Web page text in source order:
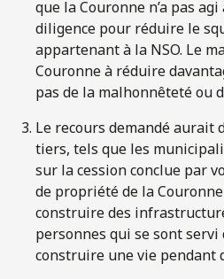
que la Couronne n’a pas
diligence pour réduire le
appartenant à la NSO. Le
Couronne à réduire
pas de la malhonnêteté ou
Le recours demandé aurait
tiers, tels que les
sur la cession conclue par
de propriété de la
construire des
personnes qui se sont
construire une vie pendant